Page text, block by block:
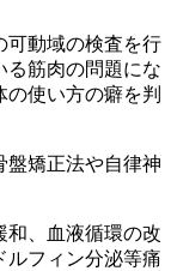
可動域の検査を行
る筋肉の問題にな
使い方の癖を判
盤矯正法や自律神
和、血液循環の改
ルフィン分泌等痛